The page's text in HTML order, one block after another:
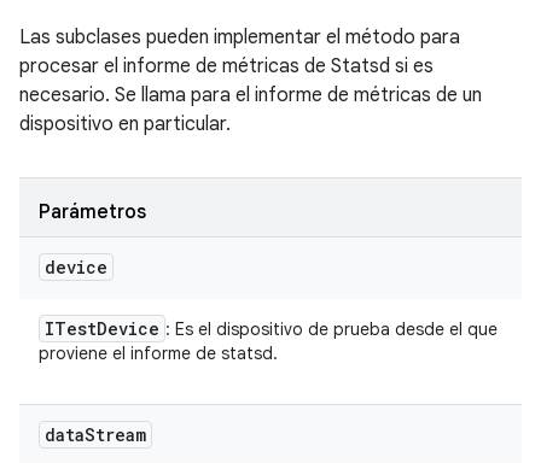
Las subclases pueden implementar el método para
procesar el informe de métricas de Statsd si es
necesario. Se llama para el informe de métricas de un
dispositivo en particular.
Parámetros
device
ITestDevice : Es el dispositivo de prueba desde el que
proviene el informe de statsd.
dataStream